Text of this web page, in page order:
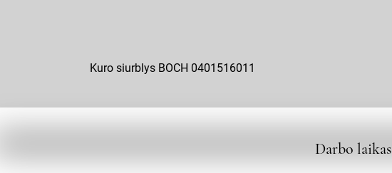
Kuro siurblys BOCH 0401516011
Darbo laikas